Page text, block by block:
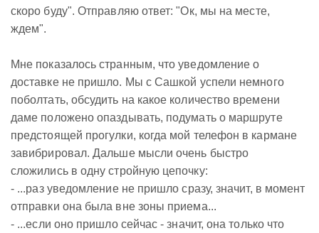
скоро буду". Отправляю ответ: "Ок, мы на месте,
ждем".
Мне показалось странным, что уведомление о
доставке не пришло. Мы с Сашкой успели немного
поболтать, обсудить на какое количество времени
даме положено опаздывать, подумать о маршруте
предстоящей прогулки, когда мой телефон в кармане
завибрировал. Дальше мысли очень быстро
сложились в одну стройную цепочку:
- ...раз уведомление не пришло сразу, значит, в момент
отправки она была вне зоны приема...
- ...если оно пришло сейчас - значит, она только что